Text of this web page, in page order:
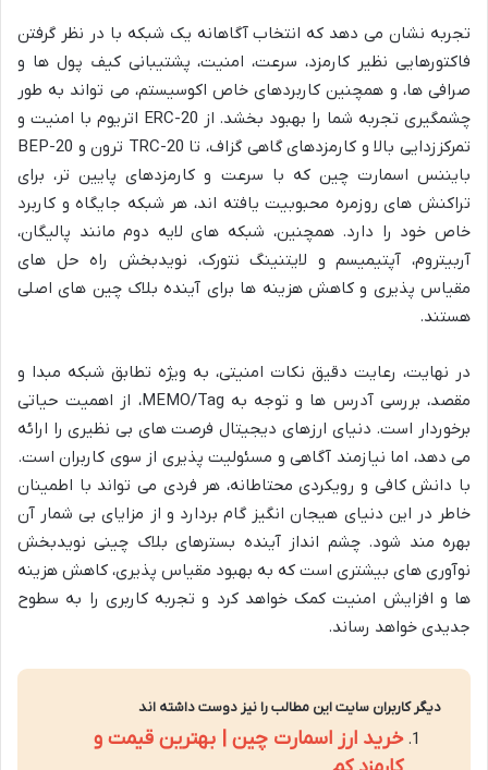
تجربه نشان می دهد که انتخاب آگاهانه یک شبکه با در نظر گرفتن
فاکتورهایی نظیر کارمزد، سرعت، امنیت، پشتیبانی کیف پول ها و
صرافی ها، و همچنین کاربردهای خاص اکوسیستم، می تواند به طور
چشمگیری تجربه شما را بهبود بخشد. از ERC-20 اتریوم با امنیت و
تمرکززدایی بالا و کارمزدهای گاهی گزاف، تا TRC-20 ترون و BEP-20
بایننس اسمارت چین که با سرعت و کارمزدهای پایین تر، برای
تراکنش های روزمره محبوبیت یافته اند، هر شبکه جایگاه و کاربرد
خاص خود را دارد. همچنین، شبکه های لایه دوم مانند پالیگان،
آربیتروم، آپتیمیسم و لایتنینگ نتورک، نویدبخش راه حل های
مقیاس پذیری و کاهش هزینه ها برای آینده بلاک چین های اصلی
هستند.
در نهایت، رعایت دقیق نکات امنیتی، به ویژه تطابق شبکه مبدا و
مقصد، بررسی آدرس ها و توجه به MEMO/Tag، از اهمیت حیاتی
برخوردار است. دنیای ارزهای دیجیتال فرصت های بی نظیری را ارائه
می دهد، اما نیازمند آگاهی و مسئولیت پذیری از سوی کاربران است.
با دانش کافی و رویکردی محتاطانه، هر فردی می تواند با اطمینان
خاطر در این دنیای هیجان انگیز گام بردارد و از مزایای بی شمار آن
بهره مند شود. چشم انداز آینده بسترهای بلاک چینی نویدبخش
نوآوری های بیشتری است که به بهبود مقیاس پذیری، کاهش هزینه
ها و افزایش امنیت کمک خواهد کرد و تجربه کاربری را به سطوح
جدیدی خواهد رساند.
دیگر کاربران سایت این مطالب را نیز دوست داشته اند
خرید ارز اسمارت چین | بهترین قیمت و